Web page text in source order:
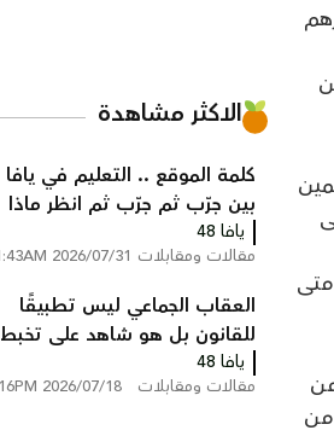
من
الاكثر مشاهدة
كلمة الموقع .. التعليم في يافا
بين جرّب ثم جرّب ثم انظر ماذا
سيحدث!
يافا 48
مقالات ومقابلات 2026/07/31 11:43AM
العقاب الجماعي ليس تطبيقًا
للقانون بل هو شاهد على تخبط
المؤسسه الرسمية بقلم : عمر
سكسك
يافا 48
مقالات ومقابلات 2026/07/18 2:16PM